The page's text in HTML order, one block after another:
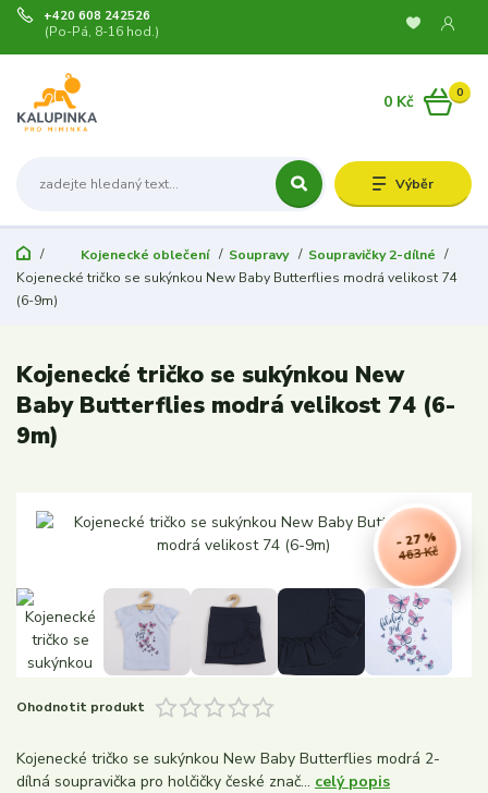
Výběr
+420 608 242526
(Po-Pá, 8-16 hod.)
0
0 Kč
Kojenecké oblečení Soupravy
Soupravičky 2-dílné
Kojenecké tričko se sukýnkou New Baby Butterflies modrá velikost 74
(6-9m)
Kojenecké tričko se sukýnkou New
Baby Butterflies modrá velikost 74 (6-
9m)
463 Kč
- 27 %
Ohodnotit produkt
Kojenecké tričko se sukýnkou New Baby Butterflies modrá 2-
dílná soupravička pro holčičky české znač... celý popis